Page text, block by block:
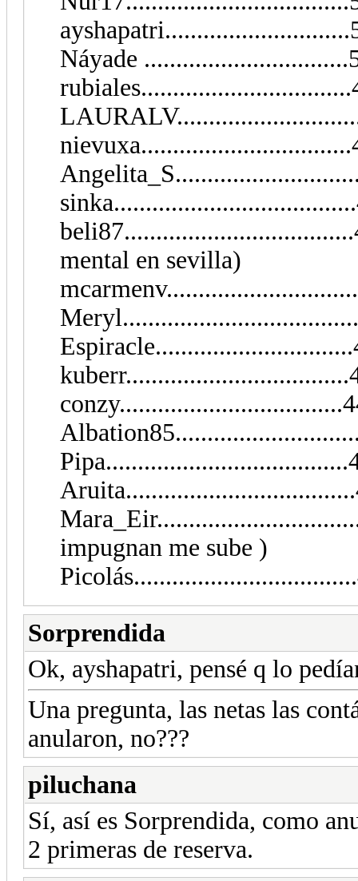
Náyade
mental en sevilla)
impugnan me sube )
Sorprendida
Ok, ayshapatri, pensé q lo
Una pregunta, las netas las
anularon, no???
piluchana
Sí, así es Sorprendida, como
2 primeras de reserva.